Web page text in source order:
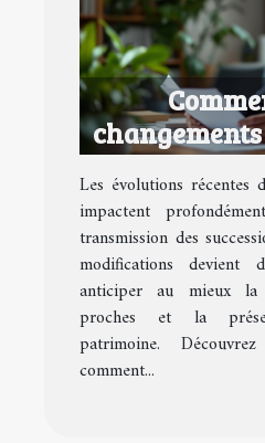
la famille
Les évolutions
impactent
transmission des
modifications devient
anticiper au mieux
proches et la
patrimoine.
comment...